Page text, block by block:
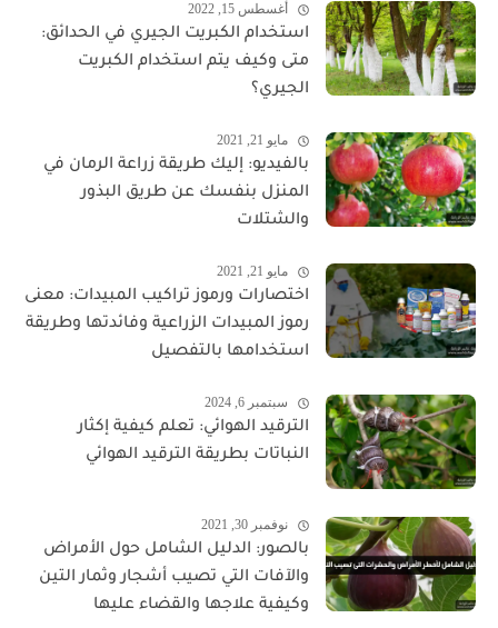
أغسطس 15, 2022
استخدام الكبريت الجيري في الحدائق:
متى وكيف يتم استخدام الكبريت
الجيري؟
مايو 21, 2021
بالفيديو: إليك طريقة زراعة الرمان في
المنزل بنفسك عن طريق البذور
والشتلات
مايو 21, 2021
اختصارات ورموز تراكيب المبيدات: معنى
رموز المبيدات الزراعية وفائدتها وطريقة
استخدامها بالتفصيل
سبتمبر 6, 2024
الترقيد الهوائي: تعلم كيفية إكثار
النباتات بطريقة الترقيد الهوائي
نوفمبر 30, 2021
بالصور: الدليل الشامل حول الأمراض
والآفات التي تصيب أشجار وثمار التين
وكيفية علاجها والقضاء عليها